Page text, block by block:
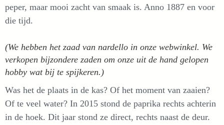
peper, maar mooi zacht van smaak is. Anno 1887 en voor
die tijd.
(We hebben het zaad van nardello in onze webwinkel. We
verkopen bijzondere zaden om onze uit de hand gelopen
hobby wat bij te spijkeren.)
Was het de plaats in de kas? Of het moment van zaaien?
Of te veel water? In 2015 stond de paprika rechts achterin
in de hoek. Dit jaar stond ze direct, rechts naast de deur.